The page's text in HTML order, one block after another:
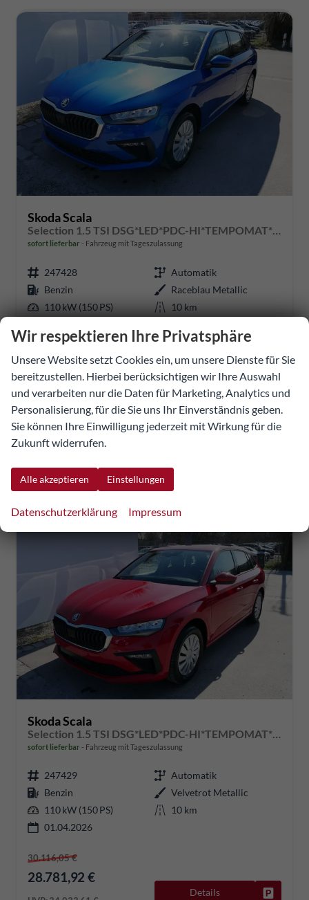
Skoda Scala
Selection 1.5 TSI DSG*LED*PDC-HI*TEMPOMAT*SMARTLINK*SHZ*KLIMA*RADIO
sofort lieferbar Fahrzeug mit Tageszulassung
247428
Automatik
Benzin
Raceblau Metallic
110 kW (150 PS)
10 km
29.004,28 €
28.781,92 €
UVP:34.033,61 €
incl. 20% MwSt.
inkl. NoVA
Details
Verbrauch kombiniert:
2 -Emissionen:
Skoda Scala
Selection 1.5 TSI DSG*LED*PDC-HI*TEMPOMAT*SMARTLINK*SHZ*KLIMA*RADIO
sofort lieferbar Fahrzeug mit Tageszulassung
247429
Automatik
Benzin
Velvetrot Metallic
110 kW (150 PS)
10 km
01.04.2026
30.116,05 €
28.781,92 €
Details
Wir respektieren Ihre Privatsphäre
Unsere Website setzt Cookies ein, um unsere Dienste für Sie
bereitzustellen. Hierbei berücksichtigen wir Ihre Auswahl
und verarbeiten nur die Daten für Marketing, Analytics und
Personalisierung, für die Sie uns Ihr Einverständnis geben.
Sie können Ihre Einwilligung jederzeit mit Wirkung für die
Zukunft widerrufen.
Alle akzeptieren Einstellungen
Datenschutzerklärung Impressum